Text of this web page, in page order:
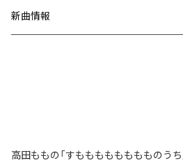
新曲情報
高田ももの「すもももももももものう